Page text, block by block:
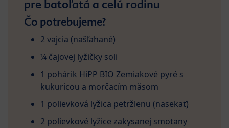
pre batoľatá a celú rodinu
Čo potrebujeme?
2 vajcia (našľahané)
¼ čajovej lyžičky soli
1 pohárik HiPP BIO Zemiakové pyré s
kukuricou a morčacím mäsom
1 polievková lyžica petržlenu (nasekať)
2 polievkové lyžice zakysanej smotany